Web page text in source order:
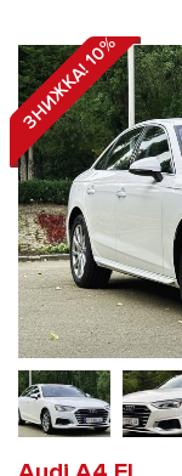
ЗНИЖКА! 10%